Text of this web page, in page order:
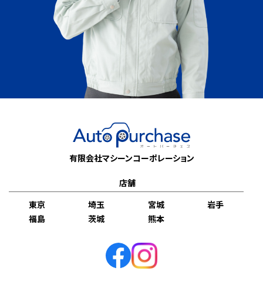
有限会社マシーンコーポレーション
店舗
東京
埼玉 宮城
岩手
福島
茨城 熊本